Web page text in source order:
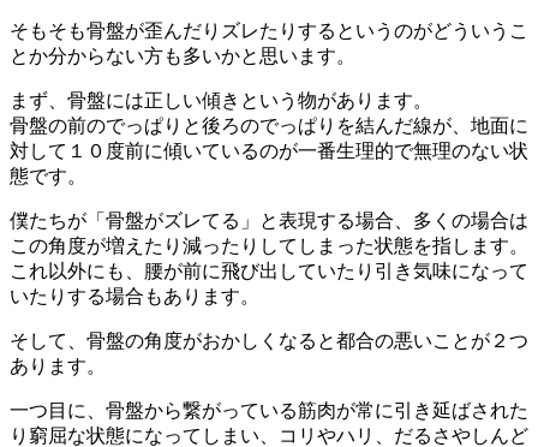
そもそも骨盤が歪んだりズレたりするというのがどういうこ
とか分からない方も多いかと思います。
まず、骨盤には正しい傾きという物があります。
骨盤の前のでっぱりと後ろのでっぱりを結んだ線が、地面に
対して１０度前に傾いているのが一番生理的で無理のない状
態です。
僕たちが「骨盤がズレてる」と表現する場合、多くの場合は
この角度が増えたり減ったりしてしまった状態を指します。
これ以外にも、腰が前に飛び出していたり引き気味になって
いたりする場合もあります。
そして、骨盤の角度がおかしくなると都合の悪いことが２つ
あります。
一つ目に、骨盤から繋がっている筋肉が常に引き延ばされた
り窮屈な状態になってしまい、コリやハリ、だるさやしんど